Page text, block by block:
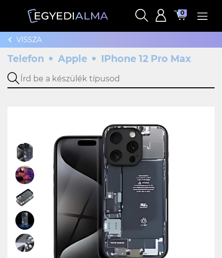
0
VISSZA
Telefon Apple IPhone 12 Pro Max